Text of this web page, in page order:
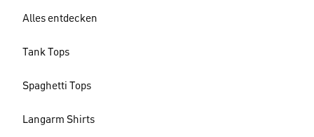
Alles entdecken
Tank Tops
Spaghetti Tops
Langarm Shirts